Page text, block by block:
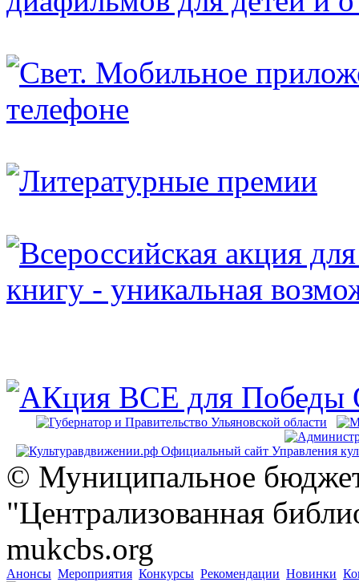
© Муниципальное
"Централизованная
mukcbs.org
Анонсы Мероприятия Конкурсы Рекомендации Новинки